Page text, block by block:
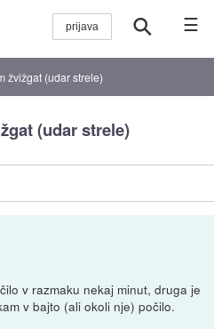
☰
žvižgat (udar strele)
(udar strele)
v razmaku nekaj minut, druga je
v bajto (ali okoli nje) počilo.